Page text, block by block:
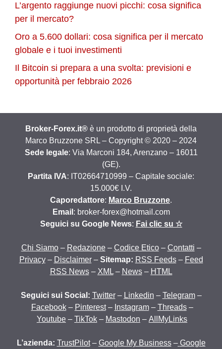
L’argento raggiunge nuovi picchi: cosa significa
per il mercato?
Oro a 5.600 dollari: cosa significa per il mercato
globale e i tuoi investimenti
Il Bitcoin si prepara a una svolta: previsioni e
opportunità per febbraio 2026
Broker-Forex.it® è un prodotto di proprietà della
Marco Bruzzone SRL – Copyright © 2020 – 2024
Sede legale: Via Marconi 184, Arenzano – 16011
(GE).
Partita IVA: IT02664710999 – Capitale sociale:
15.000€ I.V.
Caporedattore: Marco Bruzzone.
Email : broker-forex@hotmail.com
Seguici su Google News: Fai clic su ☆
Chi Siamo– Redazione– Codice Etico– Contatti –
Privacy– Disclaimer– Sitemap: RSS Feeds– Feed
RSS News– XML– News– HTML
Seguici sui Social: Twitter– Linkedin – Telegram–
Facebook– Pinterest– Instagram– Threads–
Youtube – TikTok – Mastodon – AllMyLinks
L’azienda: TrustPilot– Google My Business– Google